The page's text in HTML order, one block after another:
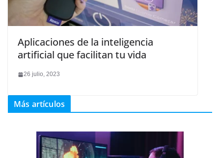
Aplicaciones de la inteligencia
artificial que facilitan tu vida
26 julio, 2023
Más artículos